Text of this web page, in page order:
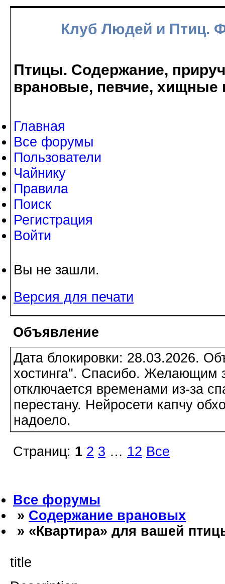
Клуб Людей и Птиц.
Птицы. Содержание,
врановые, певчие, хищные
Главная
Все форумы
Пользователи
Чайнику
Правила
Поиск
Регистрация
Войти
Вы не зашли.
Версия для печати
Объявление
Дата блокировки: 28.03.2026.
хостинга". Спасибо. Желающим
отключается временами из-за
перестану. Нейросети капчу
надоело.
Страниц: 1 2 3 … 12 Все
Все форумы
» Содержание врановых
» «Квартира» для вашей
title